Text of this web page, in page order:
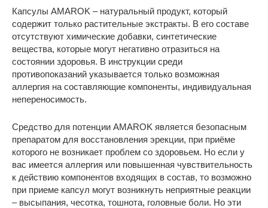
Капсулы AMAROK – натуральный продукт, который
содержит только растительные экстракты. В его составе
отсутствуют химические добавки, синтетические
вещества, которые могут негативно отразиться на
состоянии здоровья. В инструкции среди
противопоказаний указывается только возможная
аллергия на составляющие компоненты, индивидуальная
непереносимость.
Средство для потенции AMAROK является безопасным
препаратом для восстановления эрекции, при приёме
которого не возникает проблем со здоровьем. Но если у
вас имеется аллергия или повышенная чувствительность
к действию компонентов входящих в состав, то возможно
при приеме капсул могут возникнуть неприятные реакции
– высыпания, чесотка, тошнота, головные боли. Но эти